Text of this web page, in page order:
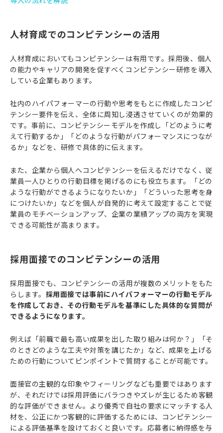
人材育成でのコンピテンシーの活用
人材育成においてもコンピテンシーは有用です。採用後、個人
の能力やキャリアの開発を促すべくコンピテンシー研修を導入
している企業もあります。
社内のハイパフォーマーの行動や思考をもとに作成したコンピ
テンシー要件を伝え、全体に周知し浸透させていくのが効果的
です。事前に、コンピテンシーモデルを作成し「どのように考
えて行動するか」「どのような行動がパフォーマンスにつなが
るか」などを、研修で具体的に伝えます。
また、企業から個人へコンピテンシーを伝えるだけでなく、従
業員一人ひとりの行動目標を掲げるのにも役立ちます。「どの
ような行動ができるようになりたいか」「どういった思考を身
につけたいか」などを個人が自発的に考えて設定することで従
業員のモチベーションアップ、企業の業績アップの両方を実現
できる可能性が高まります。
採用面接でのコンピテンシーの活用
採用面接でも、コンピテンシーの活用が複数のメリットをもた
らします。 採用面接では事前にハイパフォーマーの行動モデル
を作成しておき、その行動モデルを基準にした具体的な質問が
できるようになります。
例えば「前職で最も高い成果を出した取り組みは何か？」「そ
のときどのような工夫や対策を講じたか」など、成果を上げる
ための行動についてピンポイントで質問することが可能です。
面接官の主観的な印象やフィーリングなども重要ではあります
が、それだけでは採用評価にバラつきやズレが生じるため客観
的な評価ができません。より優秀で自社の要求にマッチする人
材を、公正にかつ客観的に評価するためには、コンピテンシー
による評価基準を設けておくと良いです。応募者に納得感を与